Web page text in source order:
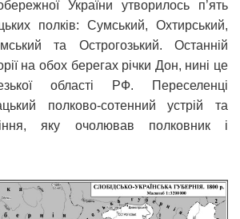
України утворилось п’ять
полків: Сумський, Охтирський,
та Острогозький. Останній
на обох берегах річки Дон, нині це
області РФ. Переселенці
полково-сотенний устрій та
яку очолював полковник і